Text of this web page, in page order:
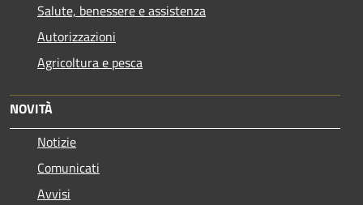
Salute, benessere e assistenza
Autorizzazioni
Agricoltura e pesca
NOVITÀ
Notizie
Comunicati
Avvisi